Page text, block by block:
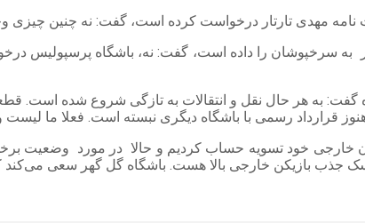
به سرخپوشان را داده است، گفت: نه، باشگاه پرسپولیس
گفت: به هر حال نقل و انتقالات به تازگی شروع شده است.
قرارداد رسمی با باشگاه دیگری نبسته است. فعلا ما
خارجی خود تسویه حساب کردیم و حالا در مورد وضعیت
جذب بازیکن خارجی بالا هست. باشگاه گل گهر سعی می‌کند